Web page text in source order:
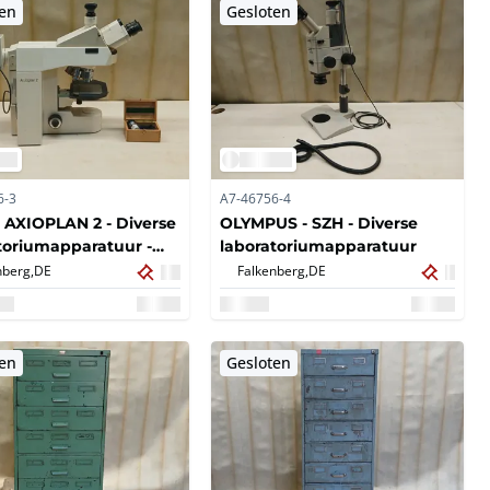
3
AXIOPLAN 2 - Diverse
-
DE
Gesloten
A7-46756-4
OLYMPUS - SZH - Diverse
laboratoriumapparatuur
Falkenberg, DE
Gesloten